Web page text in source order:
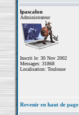
lpascalon
Administrateur
Inscrit le: 30 Nov 2002
Messages: 31868
Localisation: Toulouse
Revenir en haut de page